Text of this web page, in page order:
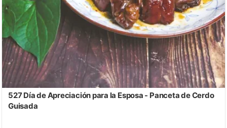
527 Día de Apreciación para la Esposa - Panceta de Cerdo
Guisada